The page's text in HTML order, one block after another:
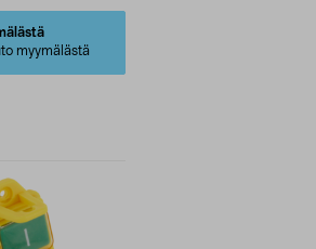
myymälästä